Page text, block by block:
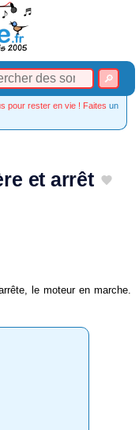
pour rester en vie ! Faites un
et arrêt
le moteur en marche.